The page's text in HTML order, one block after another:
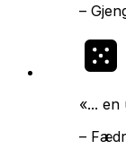
–
«...
–